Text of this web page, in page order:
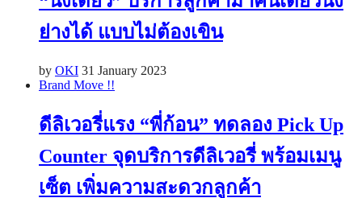
ย่างได้ แบบไม่ต้องเขิน
by OKI 31 January 2023
Brand Move !!
ดีลิเวอรี่แรง “พี่ก้อน” ทดลอง Pick Up
Counter จุดบริการดีลิเวอรี่ พร้อมเมนู
เซ็ต เพิ่มความสะดวกลูกค้า